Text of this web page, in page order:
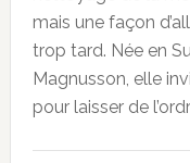
mais une façon
trop tard. Née en
Magnusson, elle
pour laisser de